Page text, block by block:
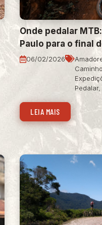
Onde pedalar
Paulo para o final
06/02/2026
Pedalar,
LEIA MAIS